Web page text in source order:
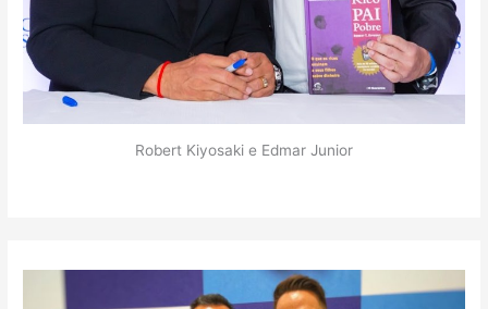
Robert Kiyosaki e Edmar Junior